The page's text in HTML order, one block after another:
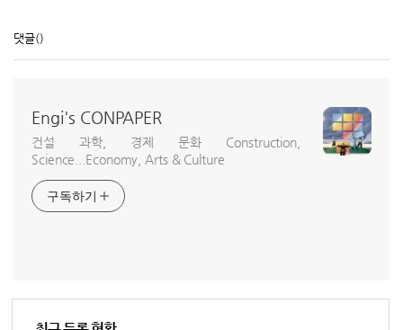
댓글()
Engi's CONPAPER
건설 과학, 경제 문화 Construction,
Science...Economy, Arts & Culture
구독하기